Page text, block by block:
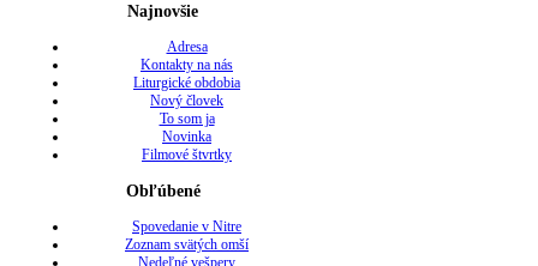
Najnovšie
Adresa
Kontakty na nás
Liturgické obdobia
Nový človek
To som ja
Novinka
Filmové štvrtky
Obľúbené
Spovedanie v Nitre
Zoznam svätých omší
Nedeľné vešpery